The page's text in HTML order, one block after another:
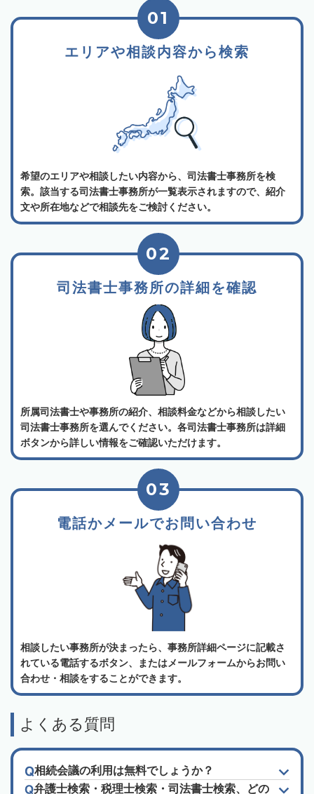
エリアや相談内容から検索
01
希望のエリアや相談したい内容から、司法書士事務所を検
索。該当する司法書士事務所が一覧表示されますので、紹介
文や所在地などで相談先をご検討ください。
司法書士事務所の詳細を確認
02
所属司法書士や事務所の紹介、相談料金などから相談したい
司法書士事務所を選んでください。各司法書士事務所は詳細
ボタンから詳しい情報をご確認いただけます。
電話かメールでお問い合わせ
03
相談したい事務所が決まったら、事務所詳細ページに記載さ
れている電話するボタン、またはメールフォームからお問い
合わせ・相談をすることができます。
よくある質問
相続会議の利用は無料でしょうか？
弁護士検索・税理士検索・司法書士検索、どの